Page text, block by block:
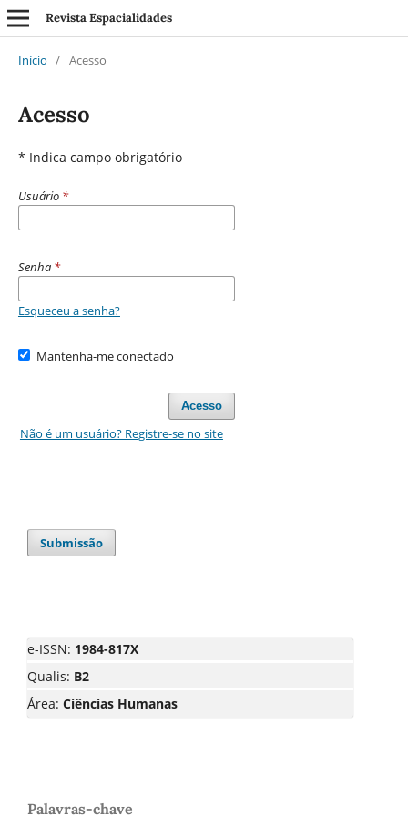
Revista Espacialidades
Início / Acesso
Acesso
* Indica campo obrigatório
Usuário *
Senha *
Esqueceu a senha?
Mantenha-me conectado
Acesso
Não é um usuário? Registre-se no site
Submissão
e-ISSN: 1984-817X
Qualis: B2
Área: Ciências Humanas
Palavras-chave